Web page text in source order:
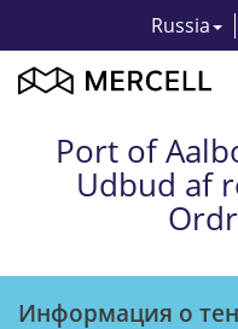
Russia
Port of
Udbud af
Информация о